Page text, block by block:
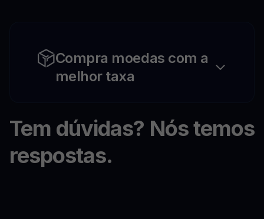
Compra moedas com a
melhor taxa
Tem dúvidas? Nós temos
respostas.